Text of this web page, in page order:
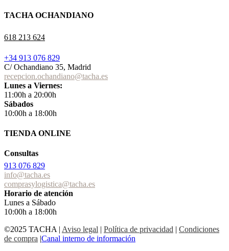
TACHA OCHANDIANO
618 213 624
+34 913 076 829
C/ Ochandiano 35, Madrid
recepcion.ochandiano@tacha.es
Lunes a Viernes:
11:00h a 20:00h
Sábados
10:00h a 18:00h
TIENDA ONLINE
Consultas
913 076 829
info@tacha.es
comprasylogistica@tacha.es
Horario de atención
Lunes a Sábado
10:00h a 18:00h
©2025 TACHA | Aviso legal | Política de privacidad | Condiciones
de compra |Canal interno de información